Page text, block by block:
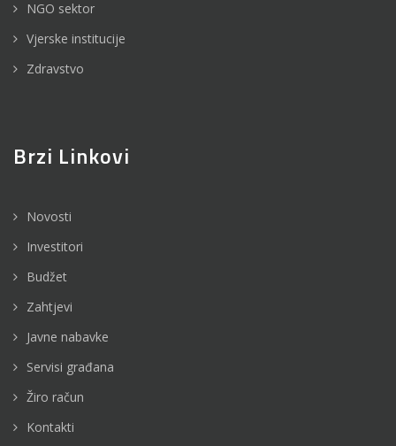
NGO sektor
Vjerske institucije
Zdravstvo
Brzi Linkovi
Novosti
Investitori
Budžet
Zahtjevi
Javne nabavke
Servisi građana
Žiro račun
Kontakti